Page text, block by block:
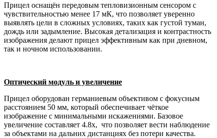
Прицел оснащён передовым тепловизионным сенсором с
чувствительностью менее 17 мК, что позволяет уверенно
выявлять цели в сложных условиях, таких как густой туман,
дождь или задымление. Высокая детализация и контрастность
изображения делают прицел эффективным как при дневном,
так и ночном использовании.
Оптический модуль и увеличение
Прицел оборудован германиевым объективом с фокусным
расстоянием 50 мм, который обеспечивает чёткое
изображение с минимальными искажениями. Базовое
увеличение составляет 4.8x, что позволяет вести наблюдение
за объектами на дальних дистанциях без потери качества.